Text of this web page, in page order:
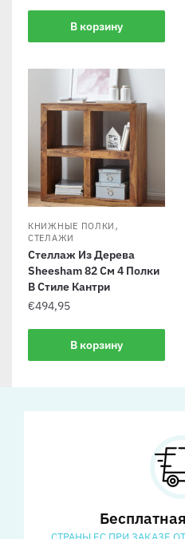
В корзину
КНИЖНЫЕ ПОЛКИ ,
СТЕЛАЖИ
Стеллаж Из Дерева
Sheesham 82 См 4 Полки
В Стиле Кантри
€494,95
В корзину